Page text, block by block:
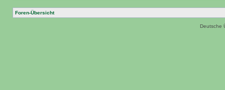
Foren-Übersicht
Deutsche